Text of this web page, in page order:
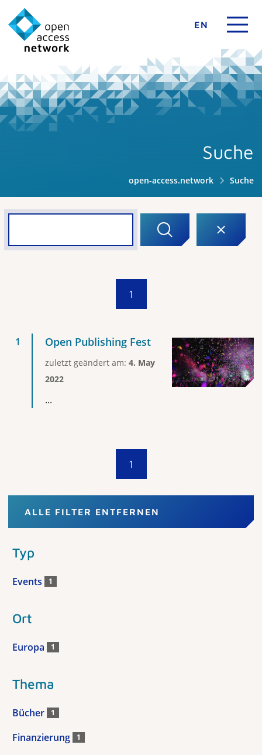
EN
Suche
open-access.network Suche
1
Open Publishing Fest
zuletzt geändert am: 4. May
2022
...
1
ALLE FILTER ENTFERNEN
Typ
Events 1
Ort
Europa 1
Thema
Bücher 1
Finanzierung 1